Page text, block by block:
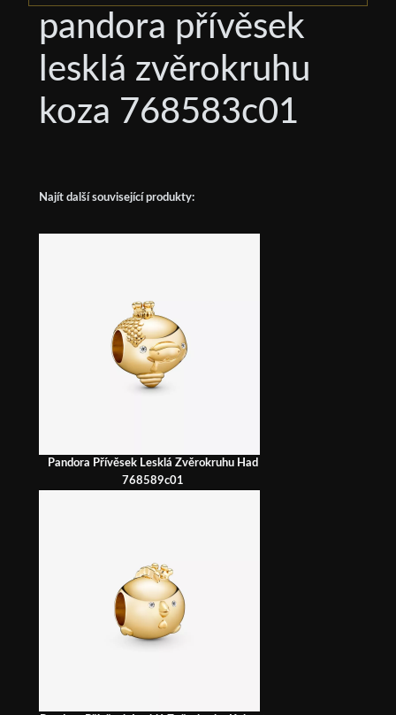
pandora přívěsek
lesklá zvěrokruhu
koza 768583c01
Najít další související produkty:
Pandora Přívěsek Lesklá Zvěrokruhu Had
768589c01